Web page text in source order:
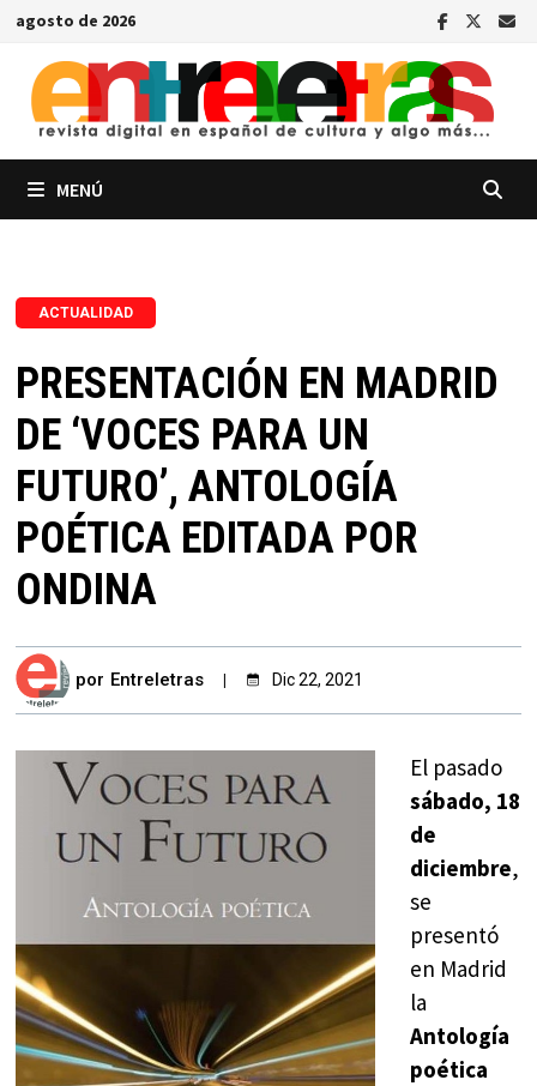
Saltar
contenido
agosto de 2026
MENÚ
ACTUALIDAD
PRESENTACIÓN EN MADRID
DE ‘VOCES PARA UN
FUTURO’, ANTOLOGÍA
POÉTICA EDITADA POR
ONDINA
por Entreletras Dic 22, 2021
El pasado
sábado, 18
de
diciembre,
se
presentó
en Madrid
la
Antología
poética